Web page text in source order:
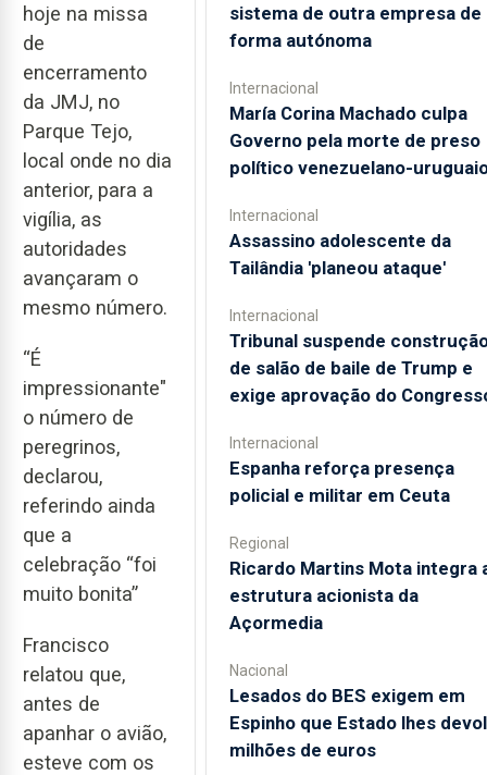
hoje na missa
de
encerramento
da JMJ, no
Parque Tejo,
local onde no dia
anterior, para a
vigília, as
autoridades
avançaram o
mesmo número.
“É
impressionante"
o número de
peregrinos,
declarou,
referindo ainda
que a
celebração “foi
muito bonita”
Francisco
relatou que,
antes de
apanhar o avião,
esteve com os
sistema de outra empresa de
forma autónoma
Internacional
María Corina Machado culpa
Governo pela morte de preso
político venezuelano-
Internacional
Assassino adolescente da
Tailândia 'planeou ataque'
Internacional
Tribunal suspende
de salão de baile de Trump e
exige aprovação do
Internacional
Espanha reforça presença
policial e militar em Ceuta
Regional
Ricardo Martins Mota integra
estrutura acionista da
Açormedia
Nacional
Lesados do BES exigem em
Espinho que Estado lhes
milhões de euros